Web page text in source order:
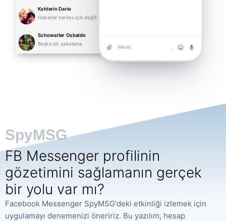
Kshlerin Dario
Haberler herkes için değil!
Schowalter Osbaldo
Başka bir yakalama.
SpyMSG
FB Messenger profilinin
gözetimini sağlamanın gerçek
bir yolu var mı?
Facebook Messenger SpyMSG'deki etkinliği izlemek için
uygulamayı denemenizi öneririz. Bu yazılım, hesap